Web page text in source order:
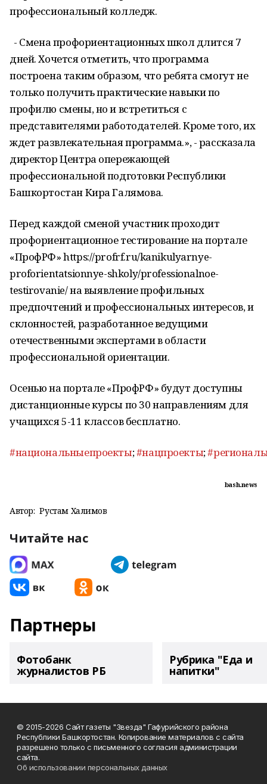
профессиональный колледж.
- Смена профориентационных школ длится 7
дней. Хочется отметить, что программа
построена таким образом, что ребята смогут не
только получить практические навыки по
профилю смены, но и встретиться с
представителями работодателей. Кроме того, их
ждет развлекательная программа.», - рассказала
директор Центра опережающей
профессиональной подготовки Республики
Башкортостан Кира Галямова.
Перед каждой сменой участник проходит
профориентационное тестирование на портале
«ПрофРФ» https://profrf.ru/kanikulyarnye-
proforientatsionnye-shkoly/professionalnoe-
testirovanie/ на выявление профильных
предпочтений и профессиональных интересов, и
склонностей, разработанное ведущими
отечественными экспертами в области
профессиональной ориентации.
Осенью на портале «ПрофРФ» будут доступны
дистанционные курсы по 30 направлениям для
учащихся 5-11 классов бесплатно.
#национальныепроекты;#нацпроекты;
bash.news
Автор: Рустам Халимов
Читайте нас
Партнеры
Фотобанк
журналистов РБ
Рубрика "Еда и
напитки"
© 2015-2026 Сайт газеты "Звезда" Гафурийского района
Республики Башкортостан. Копирование материалов с сайта
разрешено только с письменного согласия администрации
сайта.
Об использовании персональных данных